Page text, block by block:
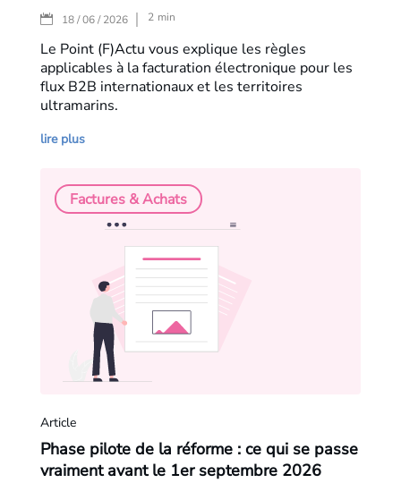
18 / 06 / 2026 |2 min
Le Point (F)Actu vous explique les règles
applicables à la facturation électronique pour les
flux B2B internationaux et les territoires
ultramarins.
lire plus
Article
Phase pilote de la réforme : ce qui se passe
vraiment avant le 1er septembre 2026
Factures & Achats